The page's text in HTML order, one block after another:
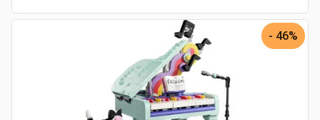
46% -